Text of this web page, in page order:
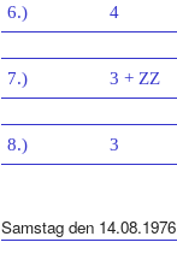
6.) 4
7.) 3 + ZZ
8.) 3
Samstag den 14.08.1976